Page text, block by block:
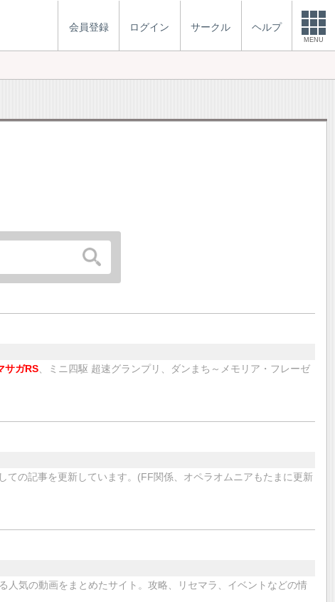
会員登録 ログイン サークル ヘルプ
MENU
サガRS、ミニ四駆 超速グランプリ、ダンまち～メモリア・フレーゼ
の記事を更新しています。(FF関係、オペラオムニアもたまに更新
人気の動画をまとめたサイト。攻略、リセマラ、イベントなどの情